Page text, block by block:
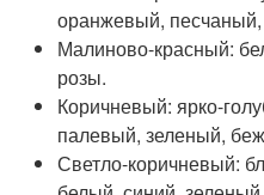
оранжевый,
Малиново-красный:
розы.
Коричневый: ярко-
палевый, зеленый,
Светло-коричневый: